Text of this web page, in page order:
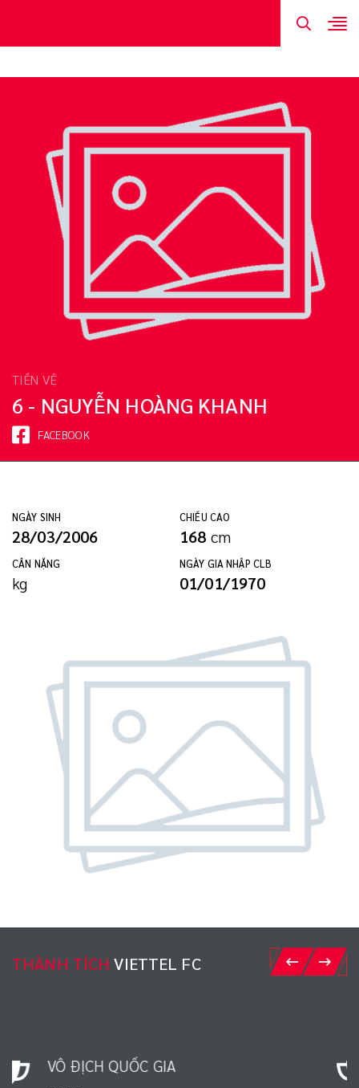
KẾT QUẢ
NGUYỄN
TIỀN VỆ
6 - NGUYỄN HOÀNG KHANH
FACEBOOK
NGÀY SINH
28/03/2006
CHIỀU CAO
168 cm
CÂN NẶNG
kg
NGÀY GIA NHẬP CLB
01/01/1970
THÀNH TÍCHVIETTEL FC
VÔ ĐỊCH QUỐC GIA